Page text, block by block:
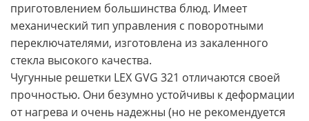
приготовлением большинства блюд. Имеет
механический тип управления с поворотными
переключателями, изготовлена из закаленного
стекла высокого качества.
Чугунные решетки LEX GVG 321 отличаются своей
прочностью. Они безумно устойчивы к деформации
от нагрева и очень надежны (но не рекомендуется